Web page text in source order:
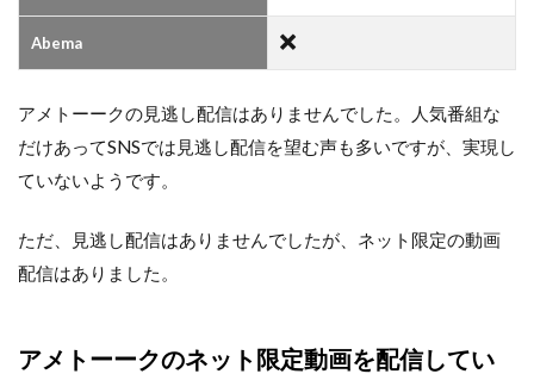
Abema
アメトーークの見逃し配信はありませんでした。人気番組な
だけあってSNSでは見逃し配信を望む声も多いですが、実現し
ていないようです。
ただ、見逃し配信はありませんでしたが、ネット限定の動画
配信はありました。
アメトーークのネット限定動画を配信してい